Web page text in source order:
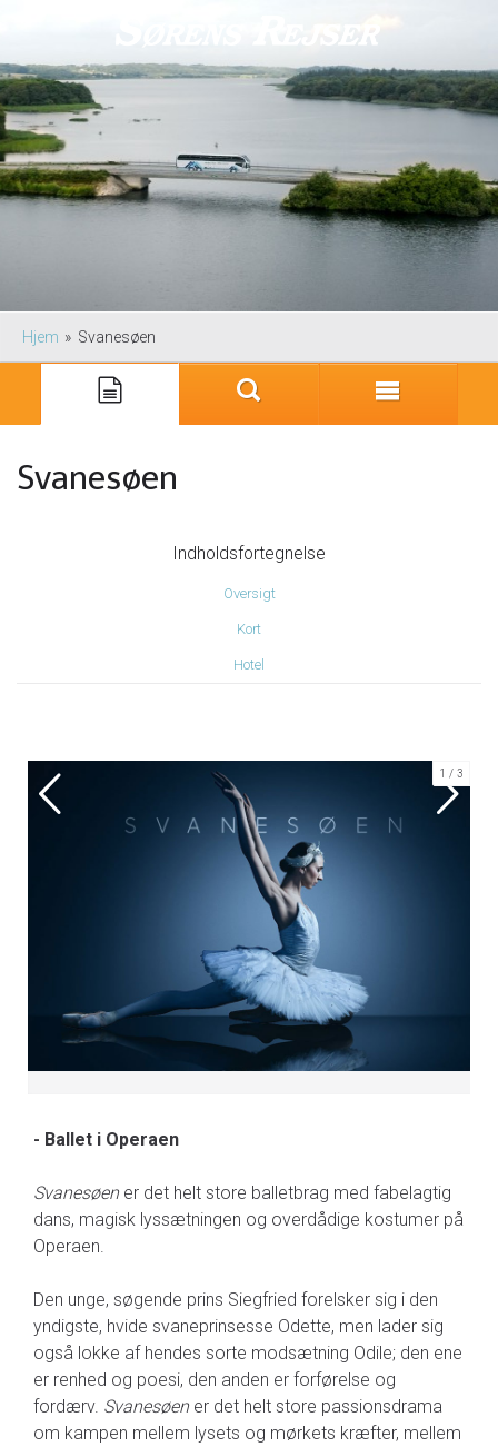
Hjem » Svanesøen
Svanesøen
Indholdsfortegnelse
Oversigt
Kort
Hotel
1 3
- Ballet i Operaen
Svanesøener det helt store balletbrag med fabelagtig
dans, magisk lyssætningen og overdådige kostumer på
Operaen.
Den unge, søgende prins Siegfried forelsker sig i den
yndigste, hvide svaneprinsesse Odette, men lader sig
også lokke af hendes sorte modsætning Odile; den ene
er renhed og poesi, den anden er forførelse og
fordærv. Svanesøener det helt store passionsdrama
om kampen mellem lysets og mørkets kræfter, mel­lem